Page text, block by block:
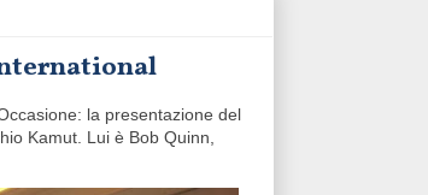
la presentazione del
Kamut. Lui è Bob Quinn,